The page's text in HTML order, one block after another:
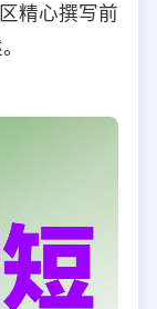
精心撰写前